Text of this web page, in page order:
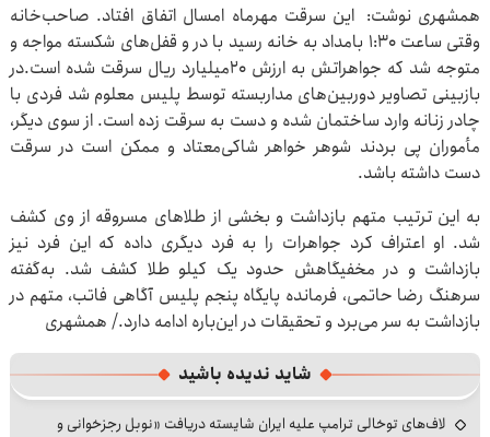
همشهری نوشت: این سرقت مهرماه امسال اتفاق افتاد. صاحب‌خانه
وقتی ساعت ۱:۳۰‌ بامداد به خانه رسید با در و قفل‌های شکسته مواجه و
متوجه شد که جواهراتش به ارزش ۲۰میلیارد ریال سرقت شده است.‌در
بازبینی تصاویر دوربین‌های مداربسته توسط پلیس معلوم شد فردی با
چادر زنانه وارد ساختمان شده و دست به سرقت زده است. از سوی دیگر،
مأموران پی بردند شوهر خواهر شاکی‌معتاد و ممکن است در سرقت
دست داشته باشد.
به این ترتیب متهم بازداشت و بخشی از طلاهای مسروقه از وی کشف
شد. او اعتراف کرد جواهرات را به فرد دیگری داده که این فرد نیز
بازداشت و در مخفیگاهش حدود یک کیلو طلا کشف شد. ‌به‌گفته
سرهنگ رضا حاتمی، فرمانده پایگاه پنجم پلیس آگاهی فاتب، متهم در
بازداشت به سر می‌برد و تحقیقات در این‌باره ادامه دارد.‌/ همشهری
شاید ندیده باشید
لاف‌های توخالی ترامپ علیه ایران شایسته دریافت «نوبل رجزخوانی و